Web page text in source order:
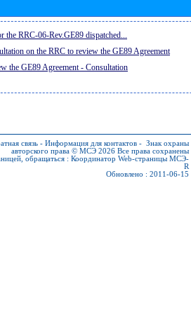
the RRC-06-Rev.GE89 dispatched...
on the RRC to review the GE89 Agreement
the GE89 Agreement - Consultation
связь - Информация для контактов - Знак охраны
авторского права © МСЭ 2026 Все права сохранены
обращаться : Координатор Web-страницы МСЭ-
R
Обновлено : 2011-06-15